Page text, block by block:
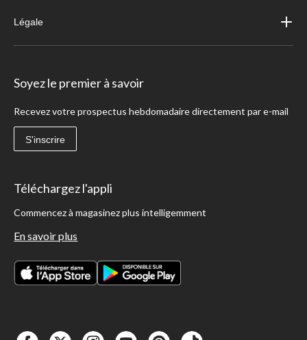
Légale
Soyez le premier à savoir
Recevez votre prospectus hebdomadaire directement par e-mail
S'inscrire
Téléchargez l'appli
Commencez à magasinez plus intelligemment
En savoir plus